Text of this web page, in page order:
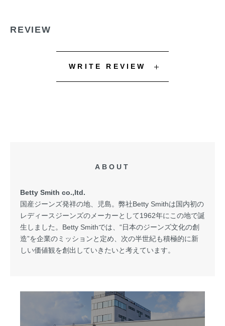
REVIEW
WRITE REVIEW
ABOUT
Betty Smith co.,ltd.
国産ジーンズ発祥の地、児島。弊社Betty Smithは国内初の
レディースジーンズのメーカーとして1962年にこの地で誕
生しました。Betty Smithでは、“日本のジーンズ文化の創
造”を企業のミッションと定め、次の半世紀も積極的に新
しい価値観を創出していきたいと考えています。